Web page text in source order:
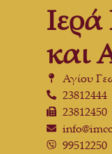
και
Αγίου
23812444
23812450
99512250